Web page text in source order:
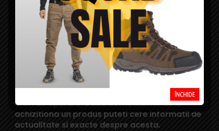
Squad Store face eforturi permanente pentru
a actualiza constant informatiile din aceasta
pagina. Rareori, acestea pot contine mici erori:
fotografiile au caracter informativ si pot
contine accesorii neincluse in pachetele
standard; produsele pot diferi in realitate fata
de cele din pozele de pe acest site; unele
specificatii sau pretul, pot fi modificate de
catre producator fara preaviz sau pot contine
erori de operare. Daca doriti, inainte de a
achizitiona un produs puteti cere informatii de
actualitate si exacte despre acesta.